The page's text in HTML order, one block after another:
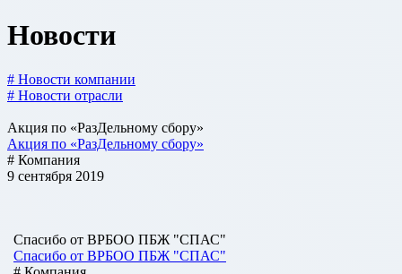
Новости
# Новости компании
# Новости отрасли
Акция по «РазДельному сбору»
Акция по «РазДельному сбору»
# Компания
9 сентября 2019
Спасибо от ВРБОО ПБЖ "СПАС"
Спасибо от ВРБОО ПБЖ "СПАС"